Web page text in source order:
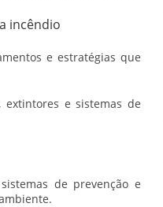
incêndio
e estratégias que
extintores e sistemas de
de prevenção e